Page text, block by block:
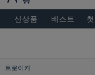
BESEN
신상품 베스트
트로이카